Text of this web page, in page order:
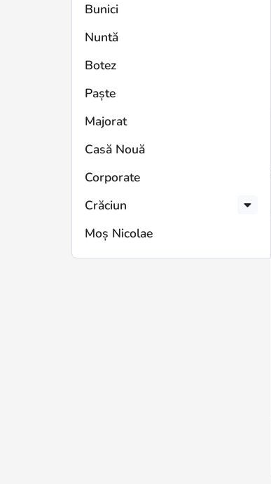
Bunici
Nuntă
Botez
Paște
Majorat
Casă Nouă
Corporate
Crăciun
Moș Nicolae